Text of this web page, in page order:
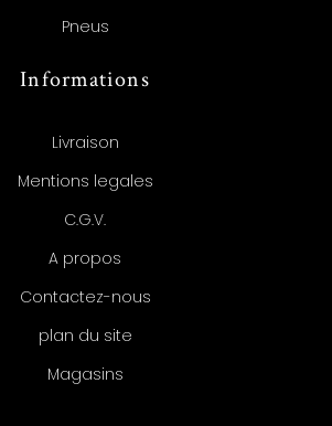
Pneus
Informations
Livraison
Mentions legales
C.G.V.
A propos
Contactez-nous
plan du site
Magasins